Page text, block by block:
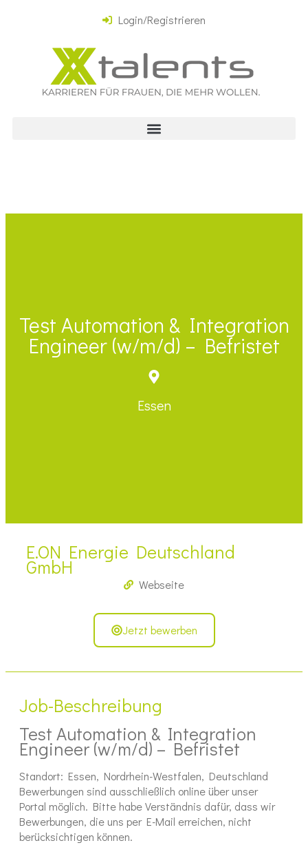
Login/Registrieren
Test Automation & Integration
Engineer (w/​m/​d) – Befristet
Essen
E.ON Energie Deutschland
GmbH
Webseite
Jetzt bewerben
Job-Beschreibung
Test Automation & Integration
Engineer (w/m/d) – Befristet
Standort: Essen, Nordrhein-Westfalen, Deutschland
Bewerbungen sind ausschließlich online über unser
Portal möglich. Bitte habe Verständnis dafür, dass wir
Bewerbungen, die uns per E-Mail erreichen, nicht
berücksichtigen können.